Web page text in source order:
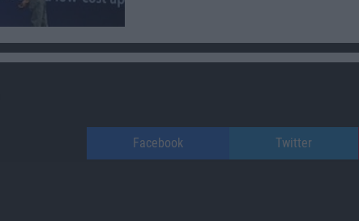
Facebook Twitter